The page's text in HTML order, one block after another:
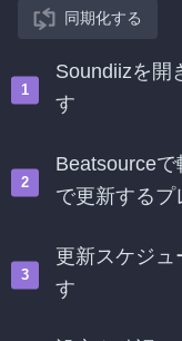
同期化する
Soundiizを開
す
Beatsource
で更新するプ
更新スケジュ
す